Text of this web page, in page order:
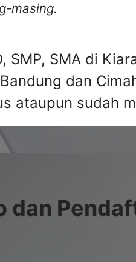
masing.
SMP, SMA di
dan
ataupun sudah
dan